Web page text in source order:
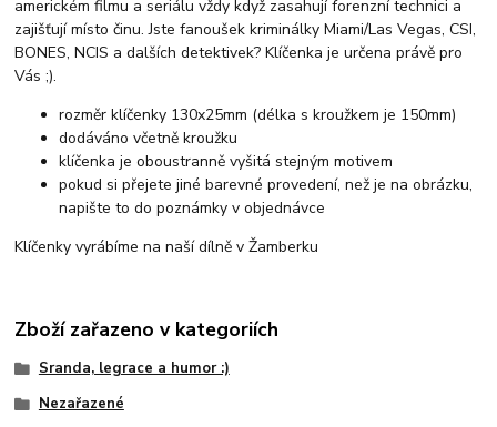
americkém filmu a seriálu vždy když zasahují forenzní technici a
zajišťují místo činu. Jste fanoušek kriminálky Miami/Las Vegas, CSI,
BONES, NCIS a dalších detektivek? Klíčenka je určena právě pro
Vás ;).
rozměr klíčenky 130x25mm (délka s kroužkem je 150mm)
dodáváno včetně kroužku
klíčenka je oboustranně vyšitá stejným motivem
pokud si přejete jiné barevné provedení, než je na obrázku,
napište to do poznámky v objednávce
Klíčenky vyrábíme na naší dílně v Žamberku
Zboží zařazeno v kategoriích
Sranda, legrace a humor :)
Nezařazené